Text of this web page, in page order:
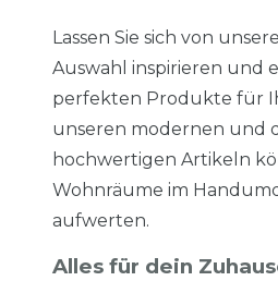
Lassen Sie sich von
Auswahl inspirieren und
perfekten Produkte für
unseren modernen und
hochwertigen Artikeln
Wohnräume im
aufwerten.
Alles für dein